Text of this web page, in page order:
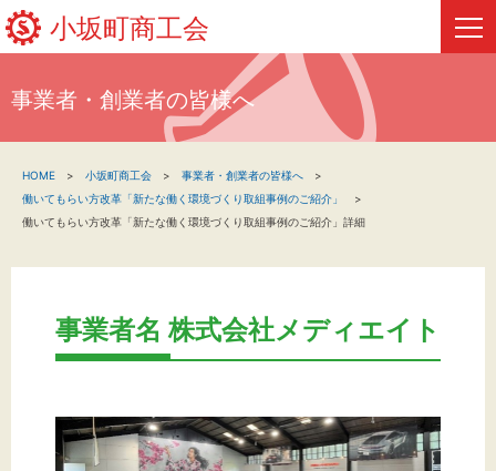
小坂町商工会
新着情報
小坂町商工会について
事業者・創業者の皆様へ
HOME 小坂町商工会
事業者・創業者の皆様へ
働いてもらい方改革「新たな働く環境づくり取組事例のご紹介」
働いてもらい方改革「新たな働く環境づくり取組事例のご紹介」詳細
事業者名 株式会社メディエイト